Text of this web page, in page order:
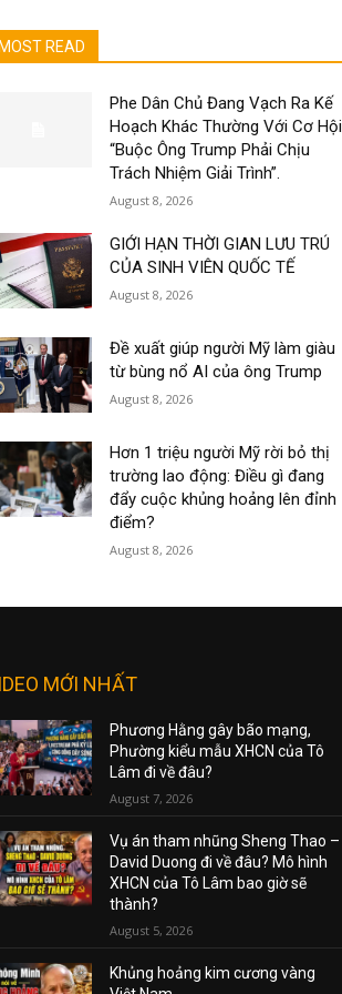
MOST READ
Phe Dân Chủ Đang Vạch Ra Kế
Hoạch Khác Thường Với Cơ Hội
“Buộc Ông Trump Phải Chịu
Trách Nhiệm Giải Trình”.
August 8, 2026
GIỚI HẠN THỜI GIAN LƯU TRÚ
CỦA SINH VIÊN QUỐC TẾ
August 8, 2026
Đề xuất giúp người Mỹ làm giàu
từ bùng nổ AI của ông Trump
August 8, 2026
Hơn 1 triệu người Mỹ rời bỏ thị
trường lao động: Điều gì đang
đẩy cuộc khủng hoảng lên đỉnh
điểm?
August 8, 2026
MỚI NHẤT
Phương Hằng gây bão mạng,
Phường kiểu mẫu XHCN của Tô
Lâm đi về đâu?
August 7, 2026
Vụ án tham nhũng Sheng Thao –
David Duong đi về đâu? Mô hình
XHCN của Tô Lâm bao giờ sẽ
thành?
August 5, 2026
Khủng hoảng kim cương vàng